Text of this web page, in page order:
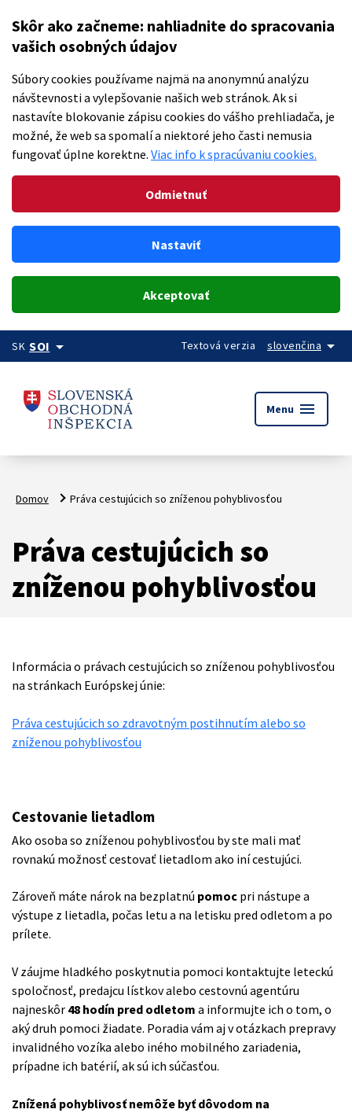
Skôr ako začneme: nahliadnite do spracovania
vašich osobných údajov
Súbory cookies používame najmä na anonymnú analýzu
návštevnosti a vylepšovanie našich web stránok. Ak si
nastavíte blokovanie zápisu cookies do vášho prehliadača, je
možné, že web sa spomalí a niektoré jeho časti nemusia
fungovať úplne korektne. Viac info k spracúvaniu cookies.
Odmietnuť
Nastaviť
Akceptovať
SK SOIarrow_drop_down Textová verzia slovenčina arrow_drop_down
Menu menu
Domov Práva cestujúcich so zníženou pohyblivosťou
Práva cestujúcich so
zníženou pohyblivosťou
Informácia o právach cestujúcich so zníženou pohyblivosťou
na stránkach Európskej únie:
Práva cestujúcich so zdravotným postihnutím alebo so
zníženou pohyblivosťou
Cestovanie lietadlom
Ako osoba so zníženou pohyblivosťou by ste mali mať
rovnakú možnosť cestovať lietadlom ako iní cestujúci.
Zároveň máte nárok na bezplatnú pomoc pri nástupe a
výstupe z lietadla, počas letu a na letisku pred odletom a po
prílete.
V záujme hladkého poskytnutia pomoci kontaktujte leteckú
spoločnosť, predajcu lístkov alebo cestovnú agentúru
najneskôr 48 hodín pred odletom a informujte ich o tom, o
aký druh pomoci žiadate. Poradia vám aj v otázkach prepravy
invalidného vozíka alebo iného mobilného zariadenia,
prípadne ich batérií, ak sú ich súčasťou.
Znížená pohyblivosť nemôže byť dôvodom na